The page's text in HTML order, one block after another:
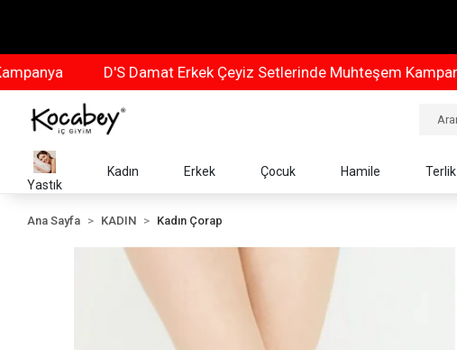
D'S Damat Erkek Çeyiz Setlerinde Muhteşem Kampanya
Yastık
Kadın Erkek Çocuk Hamile Terlik
Ana Sayfa KADIN Kadın Çorap